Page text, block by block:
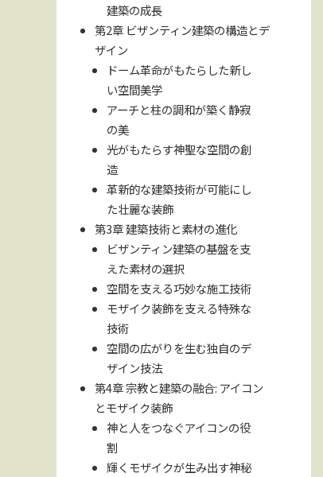
建築の成長
第2章 ビザンティン建築の構造とデ
ザイン
ドーム革命がもたらした新し
い空間美学
アーチと柱の調和が築く静寂
の美
光がもたらす神聖な空間の創
造
革新的な建築技術が可能にし
た壮麗な装飾
第3章 建築技術と素材の進化
ビザンティン建築の基盤を支
えた素材の選択
空間を支える巧妙な施工技術
モザイク装飾を支える特殊な
技術
空間の広がりを生む独自のデ
ザイン技法
第4章 宗教と建築の融合: アイコン
とモザイク装飾
神と人をつなぐアイコンの役
割
輝くモザイクが生み出す神秘